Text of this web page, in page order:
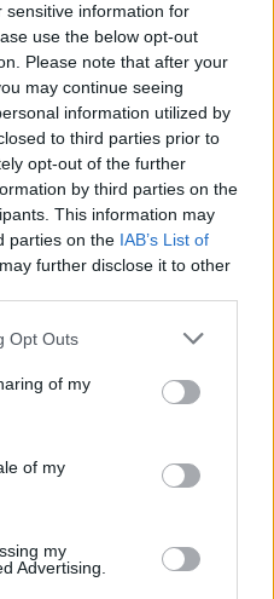
sensitive information for
use the below opt-out
Please note that after your
may continue seeing
information utilized by
to third parties prior to
opt-out of the further
by third parties on the
This information may
parties on the IAB’s List of
further disclose it to other
uses one or more Google
behaviour. You may click to
and its third-party tags to
purposes in below Google
Opt Outs
of my
of my
my
Advertising.
rehabilitációt hajt végre
irodát épít Kölkeden, és
Barcs környékén, összesen